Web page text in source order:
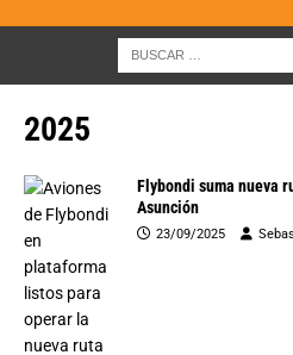
2025
Flybondi suma nueva
Asunción
23/09/2025